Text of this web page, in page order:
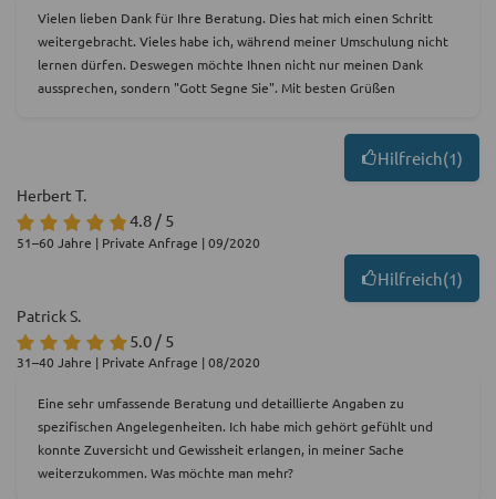
Vielen lieben Dank für Ihre Beratung. Dies hat mich einen Schritt
weitergebracht. Vieles habe ich, während meiner Umschulung nicht
lernen dürfen. Deswegen möchte Ihnen nicht nur meinen Dank
aussprechen, sondern "Gott Segne Sie". Mit besten Grüßen
Hilfreich(1)
Herbert T.
4.8 / 5
51–60 Jahre | Private Anfrage | 09/2020
Hilfreich(1)
Patrick S.
5.0 / 5
31–40 Jahre | Private Anfrage | 08/2020
Eine sehr umfassende Beratung und detaillierte Angaben zu
spezifischen Angelegenheiten. Ich habe mich gehört gefühlt und
konnte Zuversicht und Gewissheit erlangen, in meiner Sache
weiterzukommen. Was möchte man mehr?